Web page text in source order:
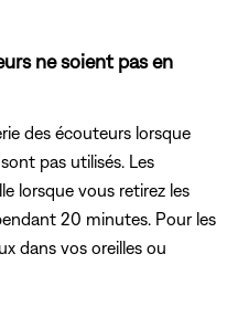
ne soient pas en
des écouteurs lorsque
pas utilisés. Les
lorsque vous retirez les
20 minutes. Pour les
dans vos oreilles ou